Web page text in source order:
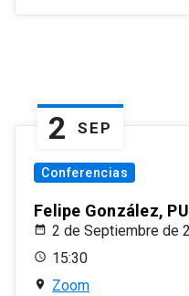
2 SEP
Conferencias
Felipe González,
2 de Septiembre de
15:30
Zoom